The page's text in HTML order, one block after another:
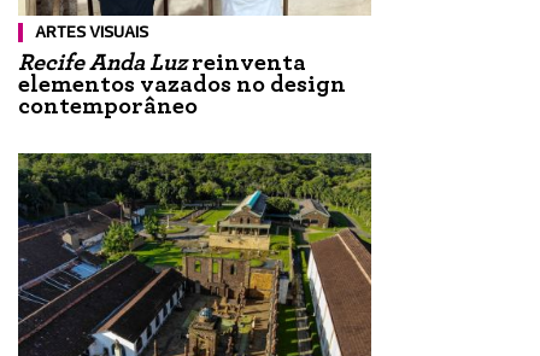
ARTES VISUAIS
Recife Anda Luzreinventa
elementos vazados no design
contemporâneo